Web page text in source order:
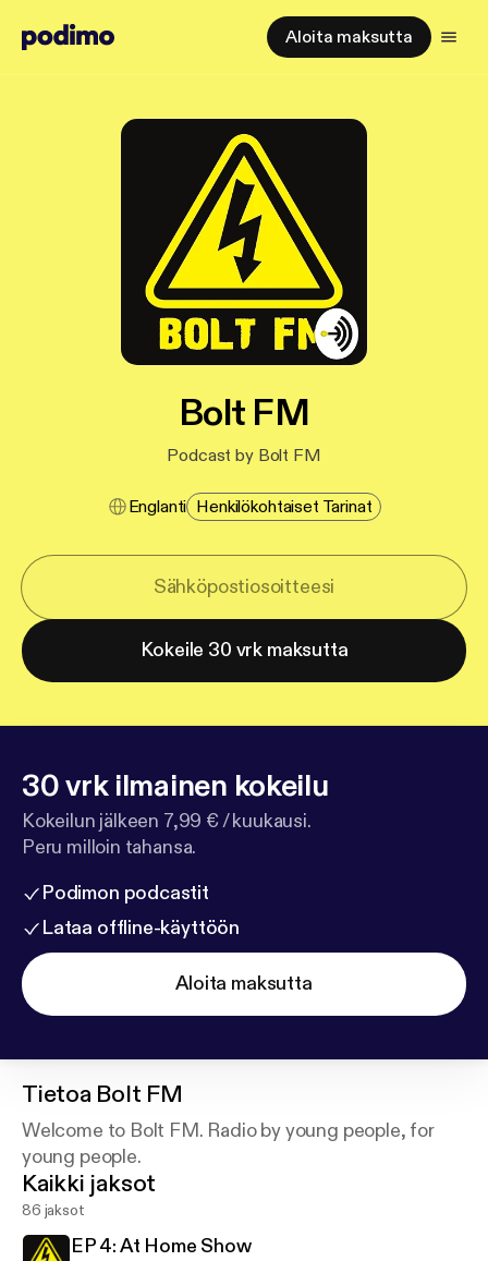
Aloita maksutta
Bolt FM
Podcast by Bolt FM
Englanti Henkilökohtaiset Tarinat
Kokeile 30 vrk maksutta
30 vrk ilmainen kokeilu
Kokeilun jälkeen 7,99 € / kuukausi.
Peru milloin tahansa.
Podimon podcastit
Lataa offline-käyttöön
Aloita maksutta
Tietoa Bolt FM
Welcome to Bolt FM. Radio by young people, for
young people.
Kaikki jaksot
86 jaksot
EP 4: At Home Show